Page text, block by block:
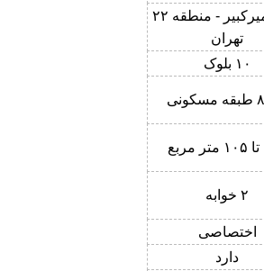
بلوار امیرکبیر - منطقه ۲۲
تهران
۱۰ بلوک
۲ خوابه
اختصاصی
دارد